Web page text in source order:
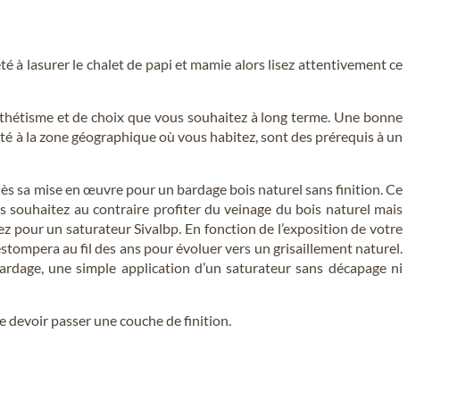
à lasurer le chalet de papi et mamie alors lisez attentivement ce
et de choix que vous souhaitez à long terme. Une bonne
à la zone géographique où vous habitez, sont des prérequis à un
sa mise en œuvre pour un bardage bois naturel sans finition. Ce
souhaitez au contraire profiter du veinage du bois naturel mais
pour un saturateur Sivalbp. En fonction de l’exposition de votre
au fil des ans pour évoluer vers un grisaillement naturel.
une simple application d’un saturateur sans décapage ni
devoir passer une couche de finition.